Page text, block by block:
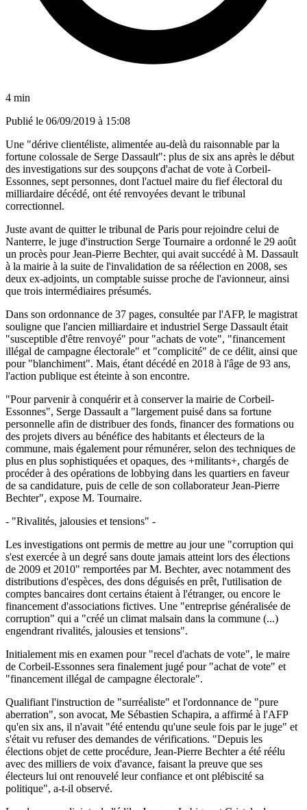
4 min
Publié le 06/09/2019 à 15:08
Une "dérive clientéliste, alimentée au-delà du raisonnable par la
fortune colossale de Serge Dassault": plus de six ans après le début
des investigations sur des soupçons d'achat de vote à Corbeil-
Essonnes, sept personnes, dont l'actuel maire du fief électoral du
milliardaire décédé, ont été renvoyées devant le tribunal
correctionnel.
Juste avant de quitter le tribunal de Paris pour rejoindre celui de
Nanterre, le juge d'instruction Serge Tournaire a ordonné le 29 août
un procès pour Jean-Pierre Bechter, qui avait succédé à M. Dassault
à la mairie à la suite de l'invalidation de sa réélection en 2008, ses
deux ex-adjoints, un comptable suisse proche de l'avionneur, ainsi
que trois intermédiaires présumés.
Dans son ordonnance de 37 pages, consultée par l'AFP, le magistrat
souligne que l'ancien milliardaire et industriel Serge Dassault était
"susceptible d'être renvoyé" pour "achats de vote", "financement
illégal de campagne électorale" et "complicité" de ce délit, ainsi que
pour "blanchiment". Mais, étant décédé en 2018 à l'âge de 93 ans,
l'action publique est éteinte à son encontre.
"Pour parvenir à conquérir et à conserver la mairie de Corbeil-
Essonnes", Serge Dassault a "largement puisé dans sa fortune
personnelle afin de distribuer des fonds, financer des formations ou
des projets divers au bénéfice des habitants et électeurs de la
commune, mais également pour rémunérer, selon des techniques de
plus en plus sophistiquées et opaques, des +militants+, chargés de
procéder à des opérations de lobbying dans les quartiers en faveur
de sa candidature, puis de celle de son collaborateur Jean-Pierre
Bechter", expose M. Tournaire.
- "Rivalités, jalousies et tensions" -
Les investigations ont permis de mettre au jour une "corruption qui
s'est exercée à un degré sans doute jamais atteint lors des élections
de 2009 et 2010" remportées par M. Bechter, avec notamment des
distributions d'espèces, des dons déguisés en prêt, l'utilisation de
comptes bancaires dont certains étaient à l'étranger, ou encore le
financement d'associations fictives. Une "entreprise généralisée de
corruption" qui a "créé un climat malsain dans la commune (...)
engendrant rivalités, jalousies et tensions".
Initialement mis en examen pour "recel d'achats de vote", le maire
de Corbeil-Essonnes sera finalement jugé pour "achat de vote" et
"financement illégal de campagne électorale".
Qualifiant l'instruction de "surréaliste" et l'ordonnance de "pure
aberration", son avocat, Me Sébastien Schapira, a affirmé à l'AFP
qu'en six ans, il n'avait "été entendu qu'une seule fois par le juge" et
s'était vu refuser des demandes de vérifications. "Depuis les
élections objet de cette procédure, Jean-Pierre Bechter a été réélu
avec des milliers de voix d'avance, faisant la preuve que ses
électeurs lui ont renouvelé leur confiance et ont plébiscité sa
politique", a-t-il observé.